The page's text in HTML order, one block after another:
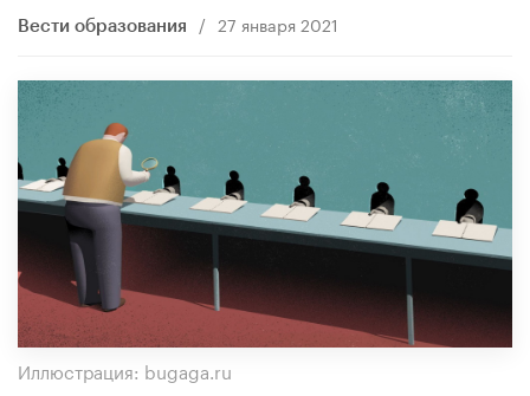
Вести образования / 27 января 2021
Иллюстрация: bugaga.ru